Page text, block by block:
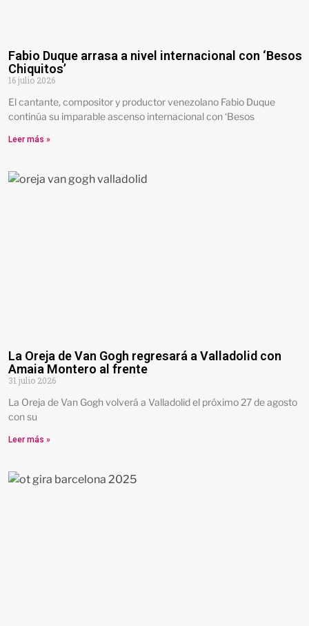
Fabio Duque arrasa a nivel internacional con ‘Besos
Chiquitos’
16 julio 2026
El cantante, compositor y productor venezolano Fabio Duque
continúa su imparable ascenso internacional con ‘Besos
Leer más »
La Oreja de Van Gogh regresará a Valladolid con
Amaia Montero al frente
31 julio 2026
La Oreja de Van Gogh volverá a Valladolid el próximo 27 de agosto
con su
Leer más »